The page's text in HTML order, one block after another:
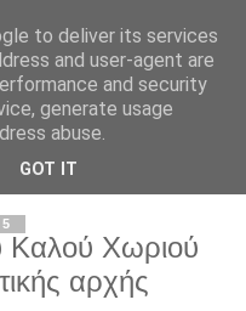
Καλού Χωριού
αρχής
to deliver its services
and user-agent are
and security
generate usage
abuse.
GOT IT